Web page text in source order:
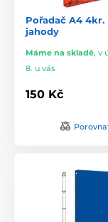
Pořadač A4 4kr.
jahody
Máme na skladě, v
8. u vás
150 Kč